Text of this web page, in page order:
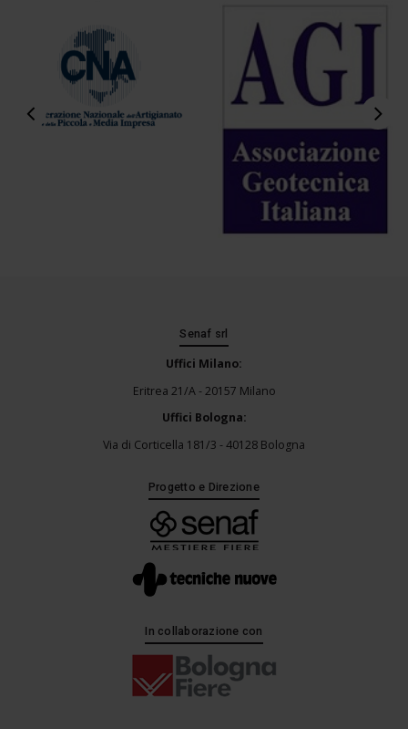
Senaf srl
Uffici Milano:
Eritrea 21/A - 20157 Milano
Uffici Bologna:
Via di Corticella 181/3 - 40128 Bologna
Progetto e Direzione
In collaborazione con